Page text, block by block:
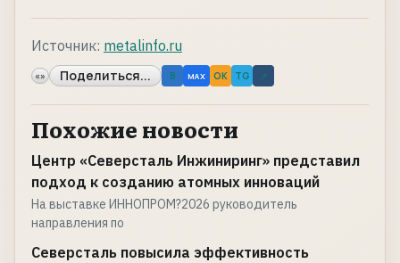
Источник: metalinfo.ru
«» Поделиться... B MAX OK TG ↗
Похожие новости
Центр «Северсталь Инжиниринг» представил
подход к созданию атомных инноваций
На выставке ИННОПРОМ?2026 руководитель
направления по
Северсталь повысила эффективность